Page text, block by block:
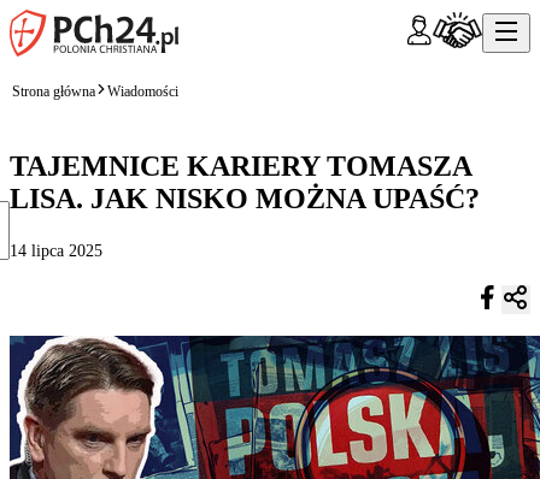
Strona główna Wiadomości
TAJEMNICE KARIERY TOMASZA
LISA. JAK NISKO MOŻNA UPAŚĆ?
14 lipca 2025